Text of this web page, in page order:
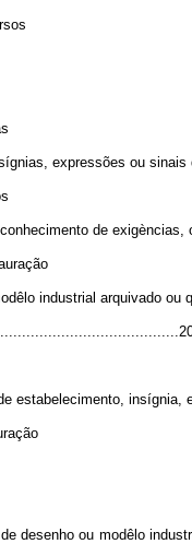
expressões ou sinais
de
industrial arquivado ou
insígnia,
ou modêlo